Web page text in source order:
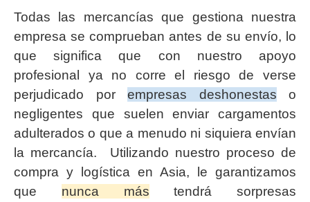
Todas las mercancías que gestiona nuestra
empresa se comprueban antes de su envío, lo
que significa que con nuestro apoyo
profesional ya no corre el riesgo de verse
perjudicado por empresas deshonestas o
negligentes que suelen enviar cargamentos
adulterados o que a menudo ni siquiera envían
la mercancía. Utilizando nuestro proceso de
compra y logística en Asia, le garantizamos
que nunca más tendrá sorpresas